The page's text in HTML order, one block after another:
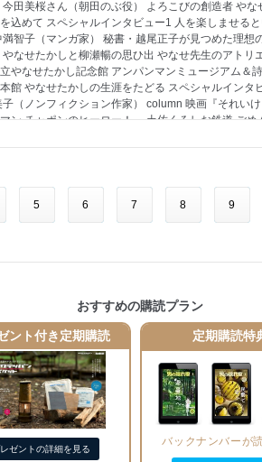
今田美桜さん（朝田のぶ役） よろこびの創造者 やな
込めて スペシャルインタビュー1 人を楽しませると
満智子（マンガ家） 秘書・越尾正子が見つめた理想
やなせたかしと柳瀬暢の思ひ出 やなせ先生のアトリ
やなせたかし記念館 アンパンマンミュージアム＆
館 やなせたかしの生涯をたどる スペシャルインタ
子（ノンフィクション作家） column 映画『それい
ン チャポンのヒーロー！』 土佐くろしお鉄道 ごめ
ショップへ行こう！ 大海酒造×男の隠れ家 一番雫
Modern Green 告知 男の隠れ家 特別編集 いま必要
SHOW 告知 インフォメーション プロダクト 男
ちょっと一杯やらないか？ 隠れ家通信／編集部だより
付 裏表紙 特別付録 初の大規模巡回展！ 「やなせたか
ろこばせごっこ」 in 熊本市現代美術館
5 6 7 8 9
おすすめの購読プラン
ント付き定期購読
ゼントの詳細を見る
定期購読特
バックナンバーが